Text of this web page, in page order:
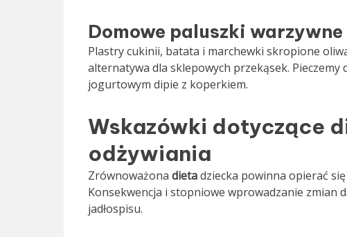
Domowe paluszki warzywne
Plastry cukinii, batata i marchewki skropione
alternatywa dla sklepowych przekąsek.
jogurtowym dipie z koperkiem.
Wskazówki dotyczące
odżywiania
Zrównoważona dietadziecka powinna opierać
Konsekwencja i stopniowe wprowadzanie zmian
jadłospisu.